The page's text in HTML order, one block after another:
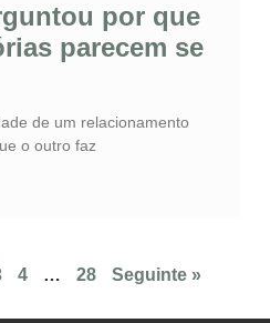
por que
parecem se
de um relacionamento
o outro faz
4 … 28 Seguinte »